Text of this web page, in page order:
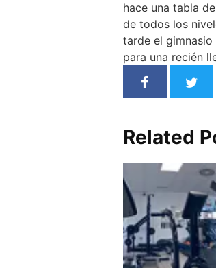
hace una tabla
de todos los
tarde el
para una recién
Related